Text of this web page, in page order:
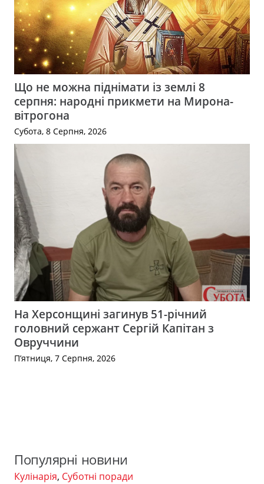
Що не можна піднімати із землі 8
серпня: народні прикмети на Мирона-
вітрогона
Субота, 8 Серпня, 2026
На Херсонщині загинув 51-річний
головний сержант Сергій Капітан з
Овруччини
П’ятниця, 7 Серпня, 2026
Популярні новини
Кулінарія, Суботні поради